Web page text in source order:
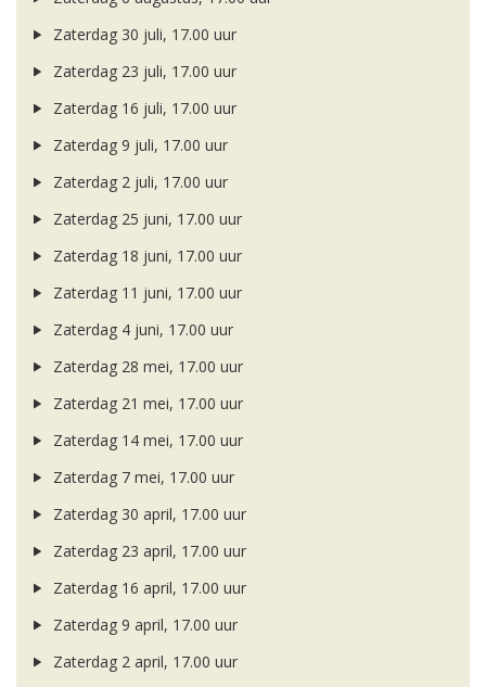
Zaterdag 30 juli, 17.00 uur
Zaterdag 23 juli, 17.00 uur
Zaterdag 16 juli, 17.00 uur
Zaterdag 9 juli, 17.00 uur
Zaterdag 2 juli, 17.00 uur
Zaterdag 25 juni, 17.00 uur
Zaterdag 18 juni, 17.00 uur
Zaterdag 11 juni, 17.00 uur
Zaterdag 4 juni, 17.00 uur
Zaterdag 28 mei, 17.00 uur
Zaterdag 21 mei, 17.00 uur
Zaterdag 14 mei, 17.00 uur
Zaterdag 7 mei, 17.00 uur
Zaterdag 30 april, 17.00 uur
Zaterdag 23 april, 17.00 uur
Zaterdag 16 april, 17.00 uur
Zaterdag 9 april, 17.00 uur
Zaterdag 2 april, 17.00 uur